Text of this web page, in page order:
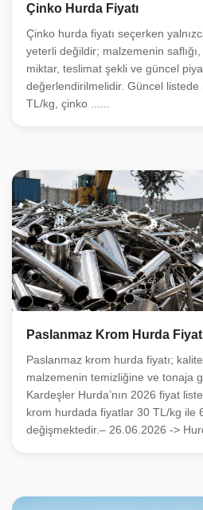
Çinko Hurda Fiyatı
Çinko hurda fiyatı seçerken
yeterli değildir; malzemenin saflığı,
miktar, teslimat şekli ve güncel
değerlendirilmelidir. Güncel
TL/kg, çinko ......
Paslanmaz Krom Hurda
Paslanmaz krom hurda fiyatı; kalite
malzemenin temizliğine ve tonaja
Kardeşler Hurda’nın 2026 fiyat
krom hurdada fiyatlar 30 TL/kg ile
değişmektedir.– 26.06.2026 ->